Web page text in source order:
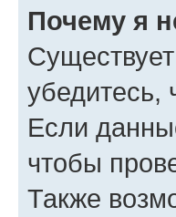
Почему я
убедитесь,
Если
чтобы
Также